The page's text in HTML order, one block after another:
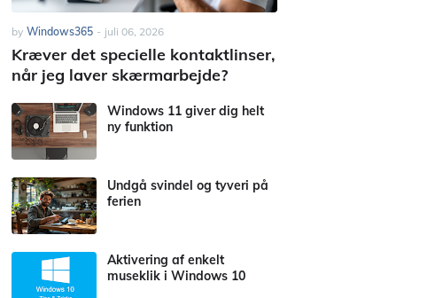
by Windows365 - juli 06, 2026
Kræver det specielle kontaktlinser,
når jeg laver skærmarbejde?
Windows 11 giver dig helt
ny funktion
Undgå svindel og tyveri på
ferien
Aktivering af enkelt
museklik i Windows 10